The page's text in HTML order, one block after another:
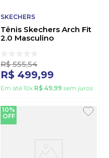
SKECHERS
Tênis Skechers Arch Fit
2.0 Masculino
R$ 555,54
R$ 499,99
Em até 10x R$ 49,99 sem juros
10%
OFF